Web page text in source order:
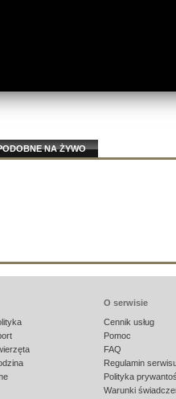
NA ŻYWO
O serwisie
Cennik usług
Pomoc
FAQ
Regulamin
Polityka
Warunki